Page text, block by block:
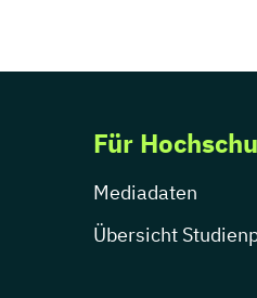
Für
Mediadaten
Übersicht